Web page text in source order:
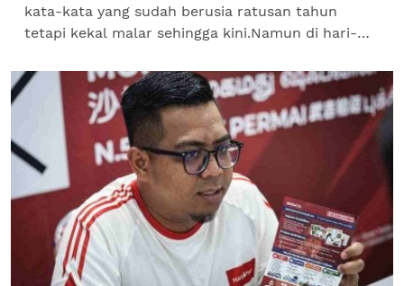
kata-kata yang sudah berusia ratusan tahun
tetapi kekal malar sehingga kini.Namun di hari-
Negeri (PRN)...